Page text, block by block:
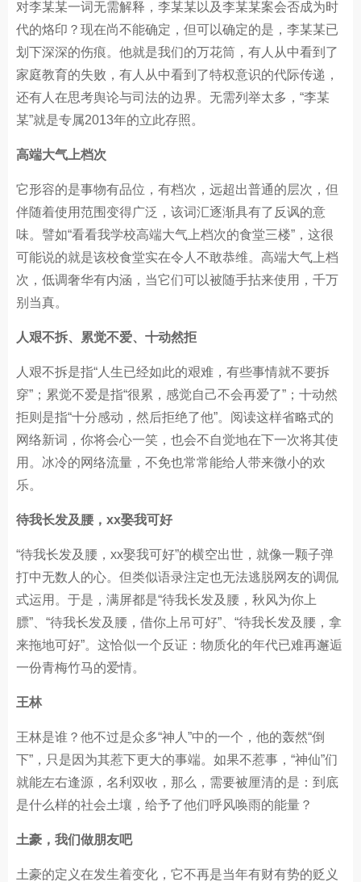
对李某某一词无需解释，李某某以及李某某案会否成为时
代的烙印？现在尚不能确定，但可以确定的是，李某某已
划下深深的伤痕。他就是我们的万花筒，有人从中看到了
家庭教育的失败，有人从中看到了特权意识的代际传递，
还有人在思考舆论与司法的边界。无需列举太多，“李某
某”就是专属2013年的立此存照。
高端大气上档次
它形容的是事物有品位，有档次，远超出普通的层次，但
伴随着使用范围变得广泛，该词汇逐渐具有了反讽的意
味。譬如“看看我学校高端大气上档次的食堂三楼”，这很
可能说的就是该校食堂实在令人不敢恭维。高端大气上档
次，低调奢华有内涵，当它们可以被随手拈来使用，千万
别当真。
人艰不拆、累觉不爱、十动然拒
人艰不拆是指“人生已经如此的艰难，有些事情就不要拆
穿”；累觉不爱是指“很累，感觉自己不会再爱了”；十动然
拒则是指“十分感动，然后拒绝了他”。阅读这样省略式的
网络新词，你将会心一笑，也会不自觉地在下一次将其使
用。冰冷的网络流量，不免也常常能给人带来微小的欢
乐。
待我长发及腰，xx娶我可好
“待我长发及腰，xx娶我可好”的横空出世，就像一颗子弹
打中无数人的心。但类似语录注定也无法逃脱网友的调侃
式运用。于是，满屏都是“待我长发及腰，秋风为你上
膘”、“待我长发及腰，借你上吊可好”、“待我长发及腰，拿
来拖地可好”。这恰似一个反证：物质化的年代已难再邂逅
一份青梅竹马的爱情。
王林
王林是谁？他不过是众多“神人”中的一个，他的轰然“倒
下”，只是因为其惹下更大的事端。如果不惹事，“神仙”们
就能左右逢源，名利双收，那么，需要被厘清的是：到底
是什么样的社会土壤，给予了他们呼风唤雨的能量？
土豪，我们做朋友吧
土豪的定义在发生着变化，它不再是当年有财有势的贬义